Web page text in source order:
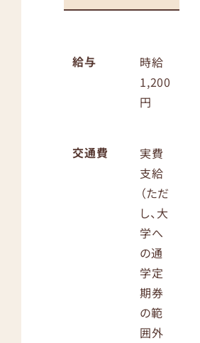
給与
時給
1,200
円
交通費
実費
支給
（ただ
し、大
学へ
の通
学定
期券
の範
囲外